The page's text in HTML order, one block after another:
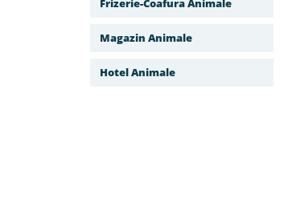
Frizerie-Coafura Animale
Magazin Animale
Hotel Animale